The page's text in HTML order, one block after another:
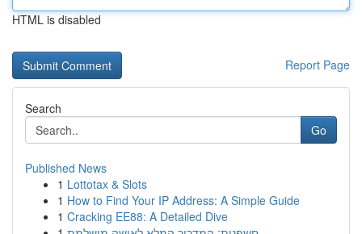
HTML is disabled
Report Page
Search
Go
Published News
1 Lottotax & Slots
1 How to Find Your IP Address: A Simple Guide
1 Cracking EE88: A Detailed Dive